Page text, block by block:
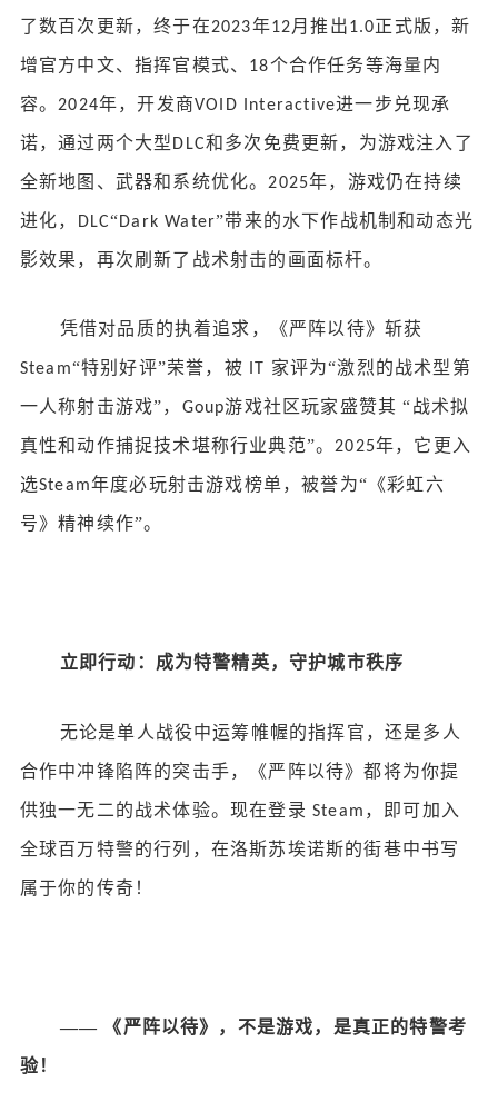
了数百次更新，终于在2023年12月推出1.0正式版，新
增官方中文、指挥官模式、 18个合作任务等海量内
容。 2024年，开发商VOID Interactive进一步兑现承
诺，通过两个大型 DLC和多次免费更新，为游戏注入了
全新地图、武器和系统优化。 2025年，游戏仍在持续
进化， DLC“Dark Water”带来的水下作战机制和动态光
影效果，再次刷新了战术射击的画面标杆。
凭借对品质的执着追求，《严阵以待》斩获
Steam“特别好评”荣誉，被 IT 家评为“激烈的战术型第
一人称射击游戏”， Goup游戏社区玩家 盛赞其 “战术拟
真性和动作捕捉技术堪称行业典范”。 2025年，它更入
选Steam年度必玩射击游戏榜单，被誉为“《彩虹六
号》精神续作”。
立即行动：成为特警精英，守护城市秩序
无论是单人战役中运筹帷幄的指挥官，还是多人
合作中冲锋陷阵的突击手，《严阵以待》都将为你提
供独一无二的战术体验。现在登录 Steam ，即可加入
全球百万特警的行列，在洛斯苏埃诺斯的街巷中书写
属于你的传奇！
—— 《严阵以待》，不是游戏，是真正的特警考
验！